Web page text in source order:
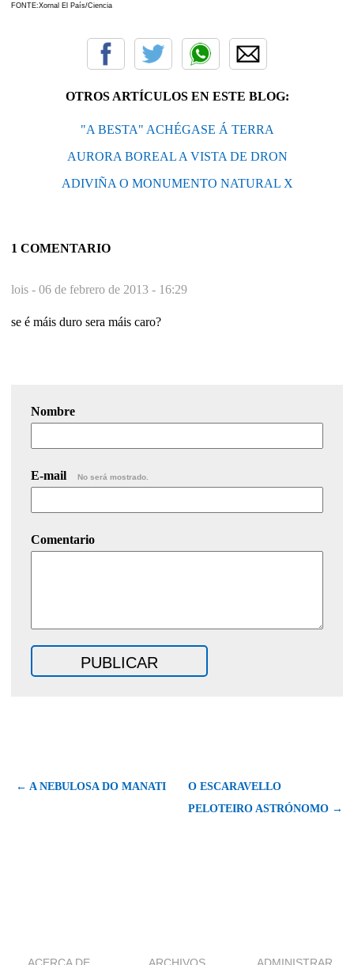
FONTE:Xornal El País/Ciencia
OTROS ARTÍCULOS EN ESTE BLOG:
"A BESTA" ACHÉGASE Á TERRA
AURORA BOREAL A VISTA DE DRON
ADIVIÑA O MONUMENTO NATURAL X
1 COMENTARIO
lois - 06 de febrero de 2013 - 16:29
se é máis duro sera máis caro?
Nombre
E-mail No será mostrado.
Comentario
← A NEBULOSA DO MANATI
O ESCARAVELLO
PELOTEIRO ASTRÓNOMO →
ACERCA DE ARCHIVOS ADMINISTRAR